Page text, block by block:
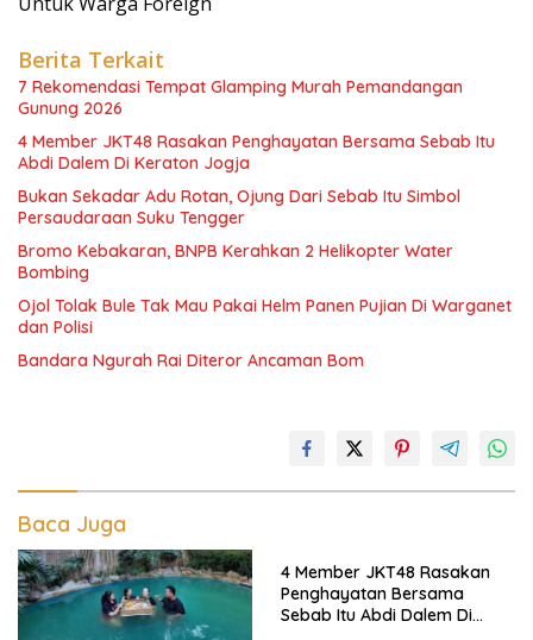
Berita Terkait
7 Rekomendasi Tempat Glamping Murah Pemandangan
Gunung 2026
4 Member JKT48 Rasakan Penghayatan Bersama Sebab Itu
Abdi Dalem Di Keraton Jogja
Bukan Sekadar Adu Rotan, Ojung Dari Sebab Itu Simbol
Persaudaraan Suku Tengger
Bromo Kebakaran, BNPB Kerahkan 2 Helikopter Water
Bombing
Ojol Tolak Bule Tak Mau Pakai Helm Panen Pujian Di Warganet
dan Polisi
Bandara Ngurah Rai Diteror Ancaman Bom
Baca Juga
4 Member JKT48 Rasakan
Penghayatan Bersama
Sebab Itu Abdi Dalem Di